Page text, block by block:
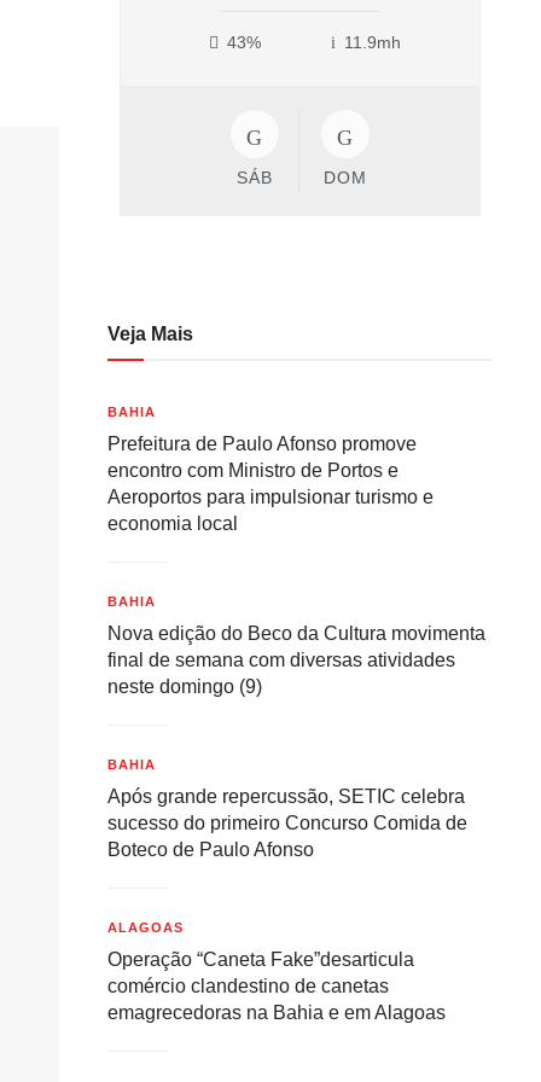
43% 11.9mh
SÁB DOM
Veja Mais
BAHIA
Prefeitura de Paulo Afonso promove
encontro com Ministro de Portos e
Aeroportos para impulsionar turismo e
economia local
BAHIA
Nova edição do Beco da Cultura movimenta
final de semana com diversas atividades
neste domingo (9)
BAHIA
Após grande repercussão, SETIC celebra
sucesso do primeiro Concurso Comida de
Boteco de Paulo Afonso
ALAGOAS
Operação “Caneta Fake”desarticula
comércio clandestino de canetas
emagrecedoras na Bahia e em Alagoas